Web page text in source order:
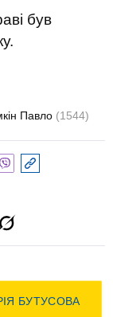
був
Павло (1544)